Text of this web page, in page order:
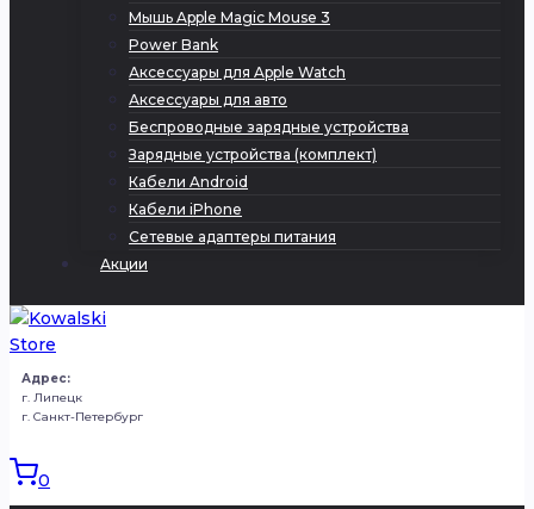
Мышь Apple Magic Mouse 3
Power Bank
Аксессуары для Apple Watch
Аксессуары для авто
Беспроводные зарядные устройства
Зарядные устройства (комплект)
Кабели Android
Кабели iPhone
Сетевые адаптеры питания
Акции
Адрес:
г. Липецк
г. Санкт-Петербург
0